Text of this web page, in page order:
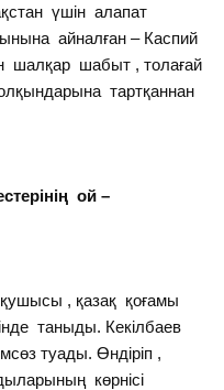
үшін алапат
айналған – Каспий
шалқар шабыт , толағай
тартқаннан
ой –
, қазақ қоғамы
таныды. Кекілбаев
туады. Өндіріп ,
көрнісі